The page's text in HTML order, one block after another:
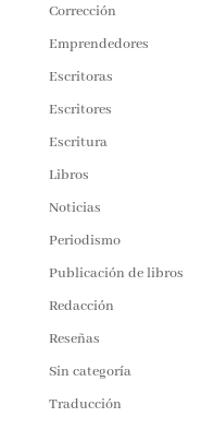
Corrección
Emprendedores
Escritoras
Escritores
Escritura
Libros
Noticias
Periodismo
Publicación de libros
Redacción
Reseñas
Sin categoría
Traducción